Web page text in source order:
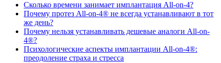
Сколько времени занимает имплантация All-on-4?
Почему протез All-on-4® не всегда устанавливают в тот
же день?
Почему нельзя устанавливать дешевые аналоги All-on-
4®?
Психологические аспекты имплантации All-on-4®:
преодоление страха и стресса